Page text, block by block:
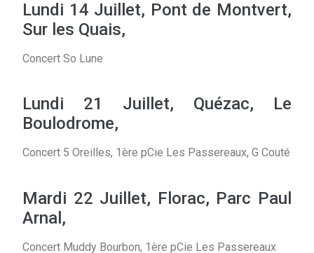
Lundi 14 Juillet, Pont de Montvert,
Sur les Quais,
Concert So Lune
Lundi 21 Juillet, Quézac, Le
Boulodrome,
Concert 5 Oreilles, 1ère pCie Les Passereaux, G Couté
Mardi 22 Juillet, Florac, Parc Paul
Arnal,
Concert Muddy Bourbon, 1ère pCie Les Passereaux